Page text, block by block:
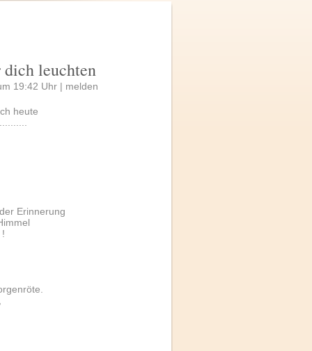
leuchten
19:42 Uhr | melden
heute
Erinnerung
!